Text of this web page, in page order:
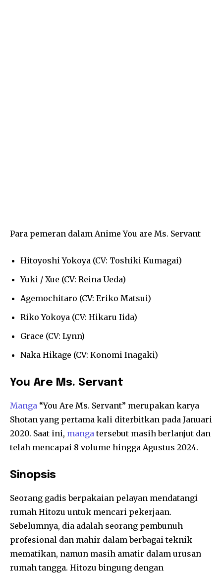
Para pemeran dalam Anime You are Ms. Servant
Hitoyoshi Yokoya (CV: Toshiki Kumagai)
Yuki / Xue (CV: Reina Ueda)
Agemochitaro (CV: Eriko Matsui)
Riko Yokoya (CV: Hikaru Iida)
Grace (CV: Lynn)
Naka Hikage (CV: Konomi Inagaki)
You Are Ms. Servant
Manga “You Are Ms. Servant” merupakan karya
Shotan yang pertama kali diterbitkan pada Januari
2020. Saat ini, mangatersebut masih berlanjut dan
telah mencapai 8 volume hingga Agustus 2024.
Sinopsis
Seorang gadis berpakaian pelayan mendatangi
rumah Hitozu untuk mencari pekerjaan.
Sebelumnya, dia adalah seorang pembunuh
profesional dan mahir dalam berbagai teknik
mematikan, namun masih amatir dalam urusan
rumah tangga. Hitozu bingung dengan